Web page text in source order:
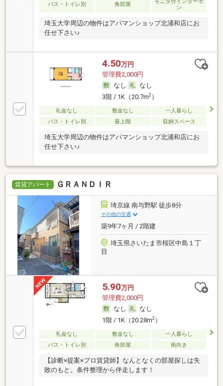
バス・トイレ別 角部屋
ン
埼玉大学周辺の物件はアパマンショップ北浦和店にお
任せ下さい♪
4.50万円
管理費2,000円
なし
なし
3階 / 1K（20.7m2）
礼金なし 敷金なし
一人暮らし
バス・トイレ別
最上階 収納スペース
埼玉大学周辺の物件はアパマンショップ北浦和店にお
任せ下さい♪
賃貸アパート ＧＲＡＮＤＩＲ
埼京線 南与野駅 徒歩8分
その他の交通
築9年7ヶ月 / 2階建
埼玉県さいたま市桜区中島１丁
目
5.90万円
管理費2,000円
なし
なし
1階 / 1K（20.28m2）
礼金なし 敷金なし
一人暮らし
バス・トイレ別
角部屋 南向き
【診断×提案×プロ賃貸師】なんとなくの部屋探しは失
敗のもと。条件整理から伴走します！